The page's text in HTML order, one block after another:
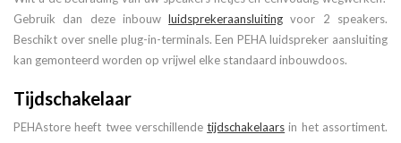
Gebruik dan deze inbouwluidsprekeraansluiting voor 2 speakers.
Beschikt over snelle plug-in-terminals. Een PEHA luidspreker aansluiting
kan gemonteerd worden op vrijwel elke standaard inbouwdoos.
Tijdschakelaar
PEHAstore heeft twee verschillendetijdschakelaars in het assortiment.